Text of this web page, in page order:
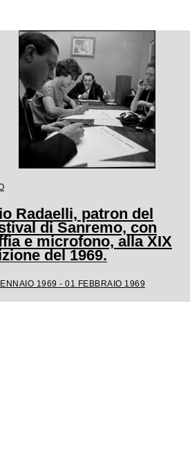
Radaelli, patron del
di Sanremo, con
e microfono, alla XIX
del 1969.
1969 - 01 FEBBRAIO 1969